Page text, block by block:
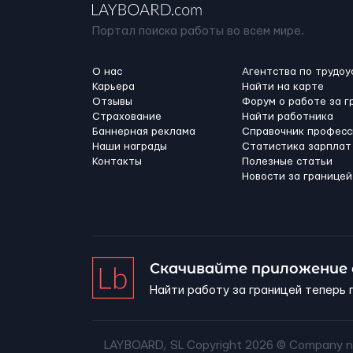
Портал поиска работы во всем мире.
О нас
Карьера
Отзывы
Страхование
Баннерная реклама
Наши награды
Контакты
Агентства по
Найти на карте
Форум о работе за
Найти работника
Справочник
Статистика зарплат
Полезные статьи
Новости за границей
Скачивайте
Найти работу за границей теперь
LAYBOARD, SL Copyright 2026 © Company